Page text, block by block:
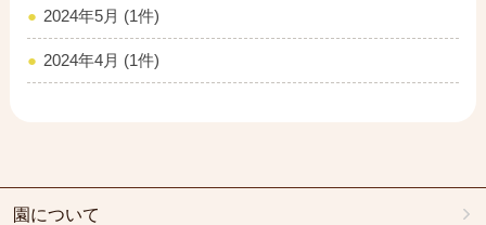
2024年5月 (1件)
2024年4月 (1件)
園について